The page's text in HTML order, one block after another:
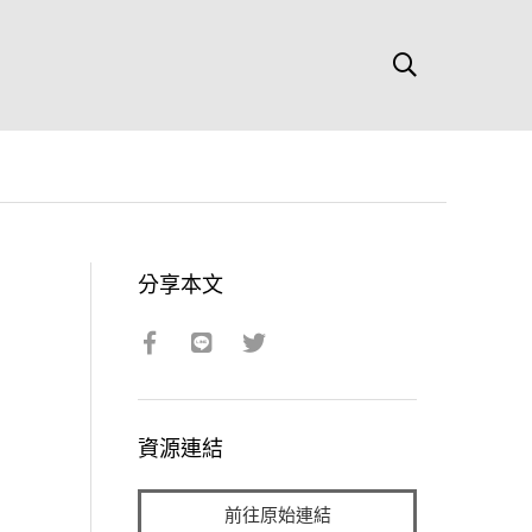
分享本文
資源連結
前往原始連結